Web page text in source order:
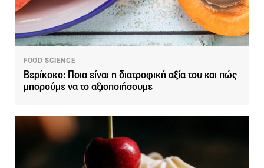
FOOD SCIENCE
Βερίκοκο: Ποια είναι η διατροφική αξία του και πώς
μπορούμε να το αξιοποιήσουμε